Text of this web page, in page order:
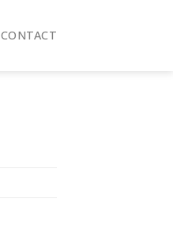
CONTACT